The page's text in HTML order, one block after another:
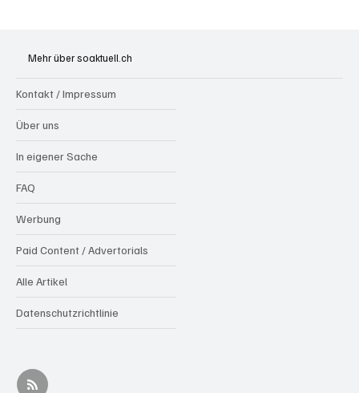
Mehr über soaktuell.ch
Kontakt / Impressum
Über uns
In eigener Sache
FAQ
Werbung
Paid Content / Advertorials
Alle Artikel
Datenschutzrichtlinie